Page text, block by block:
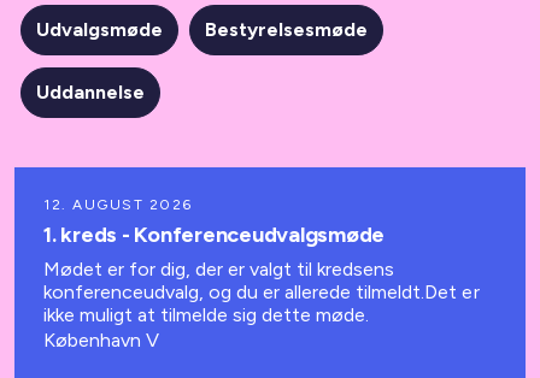
Udvalgsmøde Bestyrelsesmøde
Uddannelse
12. AUGUST 2026
1. kreds - Konferenceudvalgsmøde
Mødet er for dig, der er valgt til kredsens
konferenceudvalg, og du er allerede tilmeldt.Det er
ikke muligt at tilmelde sig dette møde.
København V